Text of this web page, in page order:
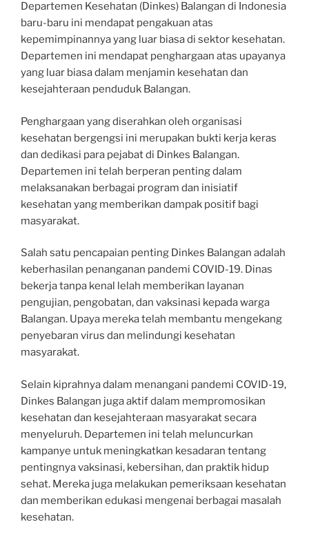
Departemen Kesehatan (Dinkes) Balangan di Indonesia
baru-baru ini mendapat pengakuan atas
kepemimpinannya yang luar biasa di sektor kesehatan.
Departemen ini mendapat penghargaan atas upayanya
yang luar biasa dalam menjamin kesehatan dan
kesejahteraan penduduk Balangan.
Penghargaan yang diserahkan oleh organisasi
kesehatan bergengsi ini merupakan bukti kerja keras
dan dedikasi para pejabat di Dinkes Balangan.
Departemen ini telah berperan penting dalam
melaksanakan berbagai program dan inisiatif
kesehatan yang memberikan dampak positif bagi
masyarakat.
Salah satu pencapaian penting Dinkes Balangan adalah
keberhasilan penanganan pandemi COVID-19. Dinas
bekerja tanpa kenal lelah memberikan layanan
pengujian, pengobatan, dan vaksinasi kepada warga
Balangan. Upaya mereka telah membantu mengekang
penyebaran virus dan melindungi kesehatan
masyarakat.
Selain kiprahnya dalam menangani pandemi COVID-19,
Dinkes Balangan juga aktif dalam mempromosikan
kesehatan dan kesejahteraan masyarakat secara
menyeluruh. Departemen ini telah meluncurkan
kampanye untuk meningkatkan kesadaran tentang
pentingnya vaksinasi, kebersihan, dan praktik hidup
sehat. Mereka juga melakukan pemeriksaan kesehatan
dan memberikan edukasi mengenai berbagai masalah
kesehatan.